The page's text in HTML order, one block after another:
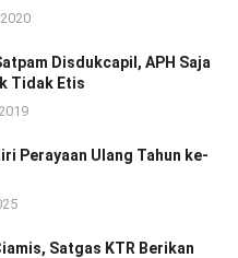
Disdukcapil, APH Saja
Tidak Etis
Perayaan Ulang Tahun ke-
Satgas KTR Berikan